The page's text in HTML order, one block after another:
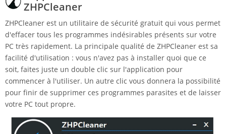
ZHPCleaner
ZHPCleaner est un utilitaire de sécurité gratuit qui vous permet
d'effacer tous les programmes indésirables présents sur votre
PC très rapidement. La principale qualité de ZHPCleaner est sa
facilité d'utilisation : vous n'avez pas à installer quoi que ce
soit, faites juste un double clic sur l'application pour
commencer à l'utiliser. Un autre clic vous donnera la possibilité
pour finir de supprimer ces programmes parasites et de laisser
votre PC tout propre.